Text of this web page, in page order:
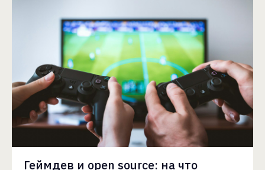
Геймдев и open source: на что